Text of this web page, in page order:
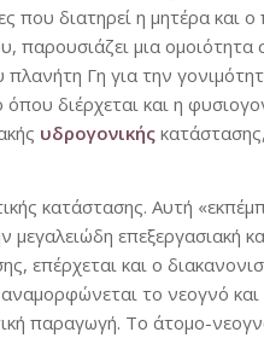
που διατηρεί η μητέρα
μια ομοιότητα
Γη για την
όπου διέρχεται και η
υδρογονικής
κατάστασης. Αυτή
επεξεργασιακή
επέρχεται και ο
το νεογνό και
παραγωγή. Το άτομο-